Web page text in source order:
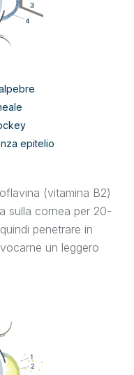
epitelio
(vitamina B2)
sulla cornea per 20-
penetrare in
un leggero